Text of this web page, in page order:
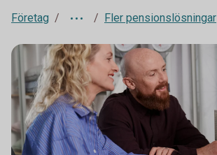
Företag Fler pensionslösningar